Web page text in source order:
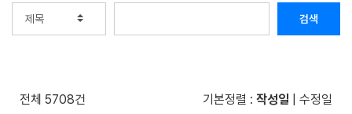
검색
전체 5708건 기본정렬 : 작성일 수정일